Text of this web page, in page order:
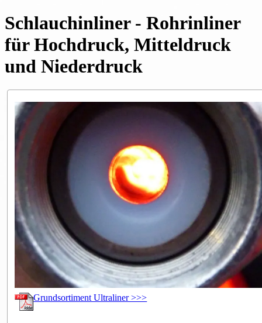
Schlauchinliner - Rohrinliner
für Hochdruck, Mitteldruck
und Niederdruck
Grundsortiment Ultraliner >>>